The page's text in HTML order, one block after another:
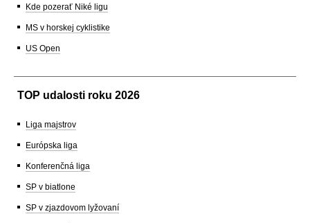
Kde pozerať Niké ligu
MS v horskej cyklistike
US Open
TOP udalosti roku 2026
Liga majstrov
Európska liga
Konferenčná liga
SP v biatlone
SP v zjazdovom lyžovaní